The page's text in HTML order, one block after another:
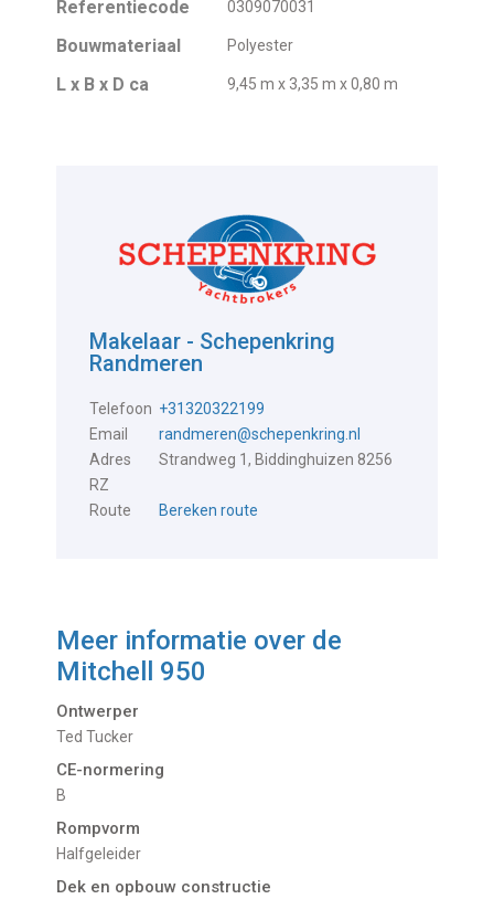
Referentiecode
0309070031
Bouwmateriaal Polyester
L x B x D ca 9,45 m x 3,35 m x 0,80 m
Makelaar - Schepenkring
Randmeren
Telefoon +31320322199
Email
randmeren@schepenkring.nl
Adres
Strandweg 1, Biddinghuizen 8256
RZ
Route
Bereken route
Meer informatie over de
Mitchell 950
Ontwerper
Ted Tucker
CE-normering
B
Rompvorm
Halfgeleider
Dek en opbouw constructie